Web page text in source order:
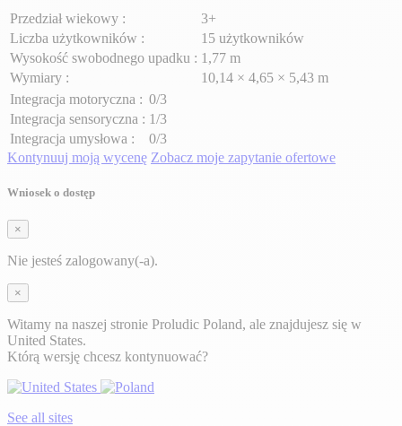
Przedział wiekowy :
3+
Liczba użytkowników :
15 użytkowników
Wysokość swobodnego upadku : 1,77 m
Wymiary :
10,14 × 4,65 × 5,43 m
Integracja motoryczna : 0/3
Integracja sensoryczna : 1/3
Integracja umysłowa :
0/3
Kontynuuj moją wycenę Zobacz moje zapytanie ofertowe
Wniosek o dostęp
×
Nie jesteś zalogowany(-a).
×
Witamy na naszej stronie Proludic Poland, ale znajdujesz się w
United States.
Którą wersję chcesz kontynuować?
See all sites